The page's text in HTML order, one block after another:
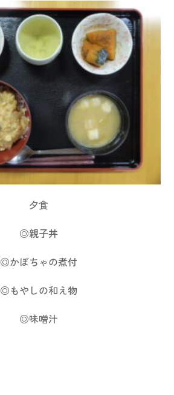
夕食
◎親子丼
◎かぼちゃの煮付
◎もやしの和え物
◎味噌汁